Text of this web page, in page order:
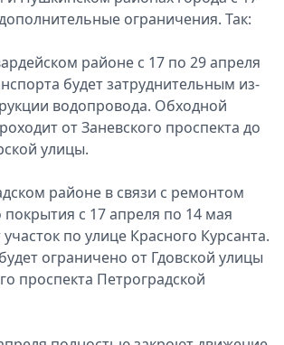
ограничения. Так:
районе с 17 по 29 апреля
будет затруднительным из-
водопровода. Обходной
от Заневского проспекта до
улицы.
районе в связи с ремонтом
с 17 апреля по 14 мая
по улице Красного Курсанта.
ограничено от Гдовской улицы
проспекта Петроградской